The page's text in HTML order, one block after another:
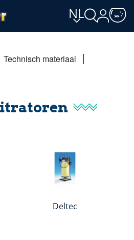
NL
Technisch materiaal
Deltec